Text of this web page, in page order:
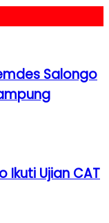
Salongo
Ikuti Ujian CAT